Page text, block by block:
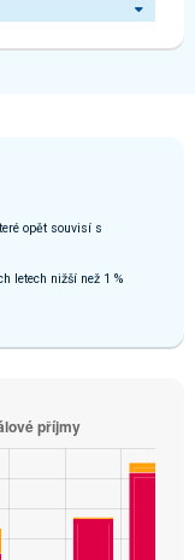
opět souvisí s
letech nižší než 1 %